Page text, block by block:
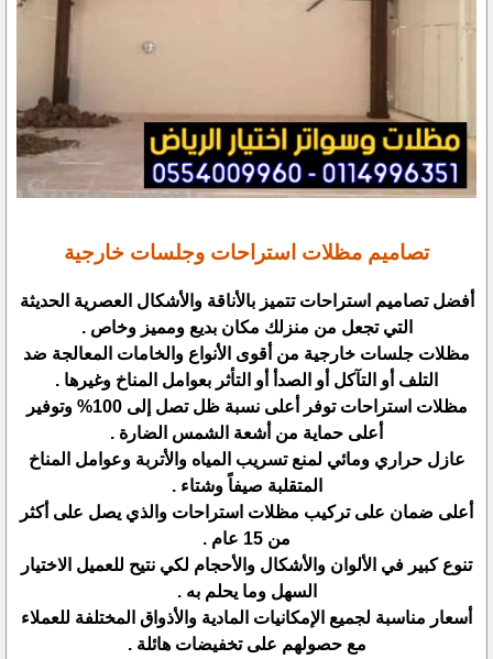
تصاميم مظلات استراحات وجلسات خارجية
أفضل تصاميم استراحات تتميز بالأناقة والأشكال العصرية الحديثة
التي تجعل من منزلك مكان بديع ومميز وخاص .
مظلات جلسات خارجية من أقوى الأنواع والخامات المعالجة ضد
التلف أو التآكل أو الصدأ أو التأثر بعوامل المناخ وغيرها .
مظلات استراحات توفر أعلى نسبة ظل تصل إلى 100% وتوفير
أعلى حماية من أشعة الشمس الضارة .
عازل حراري ومائي لمنع تسريب المياه والأتربة وعوامل المناخ
المتقلبة صيفاً وشتاء .
أعلى ضمان على تركيب مظلات استراحات والذي يصل على أكثر
من 15 عام .
تنوع كبير في الألوان والأشكال والأحجام لكي نتيح للعميل الاختيار
السهل وما يحلم به .
أسعار مناسبة لجميع الإمكانيات المادية والأذواق المختلفة للعملاء
مع حصولهم على تخفيضات هائلة .